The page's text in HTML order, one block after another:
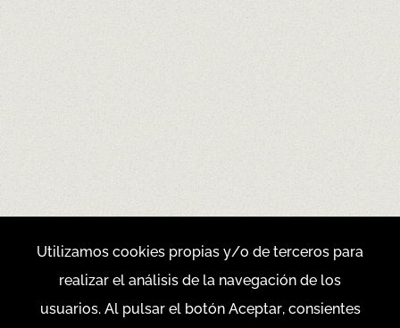
Utilizamos cookies propias y/o de terceros para
realizar el análisis de la navegación de los
usuarios. Al pulsar el botón Aceptar, consientes